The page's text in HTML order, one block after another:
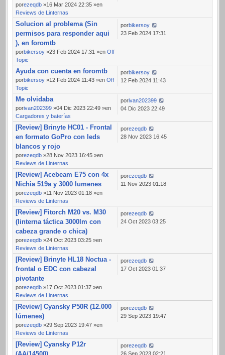
porezeqdb »16 Mar 2024 22:35 »en
Reviews de Linternas
Solucion al problema (Sin
permisos para responder aqui
), en foromtb
porbikersoy »23 Feb 2024 17:31 »en Off
Topic
porbikersoy
23 Feb 2024 17:31
Ayuda con cuenta en foromtb
porbikersoy »12 Feb 2024 11:43 »en Off
Topic
porbikersoy
12 Feb 2024 11:43
Me olvidaba
porivan202399 »04 Dic 2023 22:49 »en
Cargadores y baterías
porivan202399
04 Dic 2023 22:49
[Review] Brinyte HC01 - Frontal
en formato GoPro con leds
blancos y rojo
porezeqdb »28 Nov 2023 16:45 »en
Reviews de Linternas
porezeqdb
28 Nov 2023 16:45
[Review] Acebeam E75 con 4x
Nichia 519a y 3000 lumenes
porezeqdb »11 Nov 2023 01:18 »en
Reviews de Linternas
porezeqdb
11 Nov 2023 01:18
[Review] Fitorch M20 vs. M30
(linterna táctica 3000lm con
cabeza grande o chica)
porezeqdb »24 Oct 2023 03:25 »en
Reviews de Linternas
porezeqdb
24 Oct 2023 03:25
[Review] Brinyte HL18 Noctua -
frontal o EDC con cabezal
pivotante
porezeqdb »17 Oct 2023 01:37 »en
Reviews de Linternas
porezeqdb
17 Oct 2023 01:37
[Review] Cyansky P50R (12.000
lúmenes)
porezeqdb »29 Sep 2023 19:47 »en
Reviews de Linternas
porezeqdb
29 Sep 2023 19:47
[Review] Cyansky P12r
(AA/14500)
porezeqdb
26 Sep 2023 02:21